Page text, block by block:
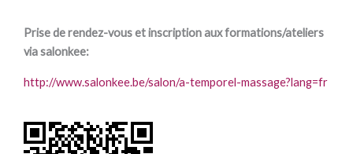
Prise de rendez-vous et inscription aux formations/ateliers
via salonkee:
http://www.salonkee.be/salon/a-temporel-massage?lang=fr